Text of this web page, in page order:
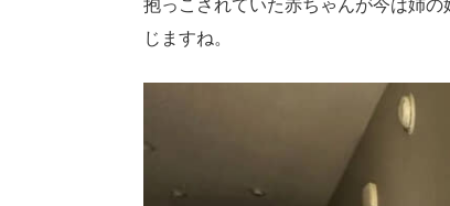
抱っこされていた赤ちゃんが今は姉
じますね。